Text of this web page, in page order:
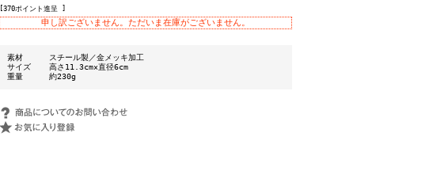
[370ポイント進呈 ]
申し訳ございません。ただいま在庫がございません。
素材
スチール製／金メッキ加工
サイズ
高さ11.3cm×直径6cm
重量
約230g